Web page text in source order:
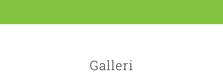
Galleri